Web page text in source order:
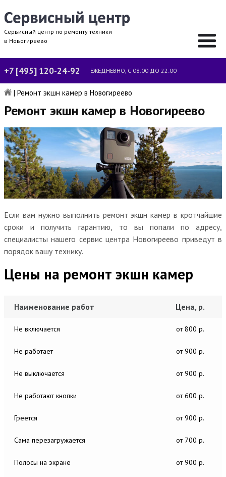
Сервисный центр по ремонту техники
в Новогиреево
+7 [495] 120-24-92 ЕЖЕДНЕВНО, С 08:00 ДО 22:00
| Ремонт экшн камер в Новогиреево
Ремонт экшн камер в Новогиреево
Если вам нужно выполнить ремонт экшн камер в кротчайшие
сроки и получить гарантию, то вы попали по адресу,
специалисты нашего сервис центра Новогиреево приведут в
порядок вашу технику.
Цены на ремонт экшн камер
Наименование работ Цена, р.
Не включается от 800 р.
Не работает от 900 р.
Не выключается от 900 р.
Не работают кнопки от 600 р.
Греется от 900 р.
Сама перезагружается от 700 р.
Полосы на экране от 900 р.